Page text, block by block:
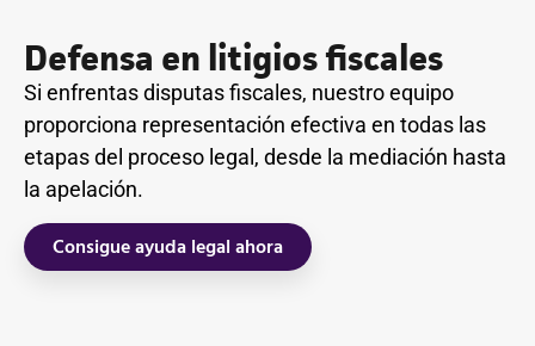
Defensa en litigios fiscales
Si enfrentas disputas fiscales, nuestro equipo
proporciona representación efectiva en todas las
etapas del proceso legal, desde la mediación hasta
la apelación.
Consigue ayuda legal ahora